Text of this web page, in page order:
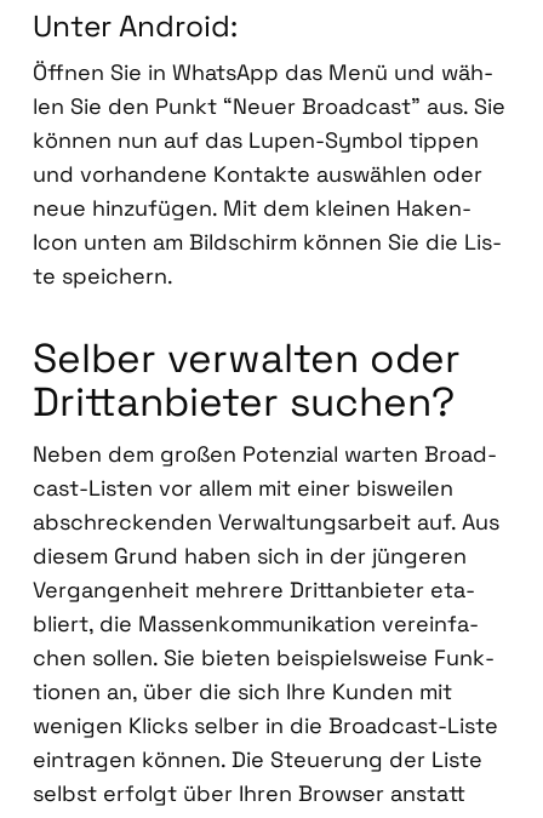
Unter Android:
Öff­nen Sie in Whats­App das Menü und wäh­
len Sie den Punkt “Neu­er Broad­cast” aus. Sie
kön­nen nun auf das Lupen-Sym­bol tip­pen
und vor­han­de­ne Kon­tak­te aus­wäh­len oder
neue hin­zu­fü­gen. Mit dem klei­nen Haken-
Icon unten am Bild­schirm kön­nen Sie die Lis­
te spei­chern.
Sel­ber ver­wal­ten oder
Dritt­an­bie­ter suchen?
Neben dem gro­ßen Poten­zi­al war­ten Broad­
cast-Lis­ten vor allem mit einer bis­wei­len
abschre­cken­den Ver­wal­tungs­ar­beit auf. Aus
die­sem Grund haben sich in der jün­ge­ren
Ver­gan­gen­heit meh­re­re Dritt­an­bie­ter eta­
bliert, die Mas­sen­kom­mu­ni­ka­ti­on ver­ein­fa­
chen sol­len. Sie bie­ten bei­spiels­wei­se Funk­
tio­nen an, über die sich Ihre Kun­den mit
weni­gen Klicks sel­ber in die Broad­cast-Lis­te
ein­tra­gen kön­nen. Die Steue­rung der Lis­te
selbst erfolgt über Ihren Brow­ser anstatt